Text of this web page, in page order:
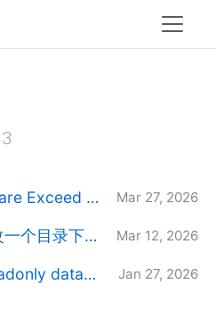
3
如何在 RocketSoftware Exceed TurboX (ETX) 中将 Profile 授权给 Microsoft AD 组 Mar 27, 2026
正确的 SOS 批量修改一个目录下所有内容的权限的步骤 Mar 12, 2026
SQLite3 数据库：'readonly database' 错误根因分析与临时文件机制解析 Jan 27, 2026